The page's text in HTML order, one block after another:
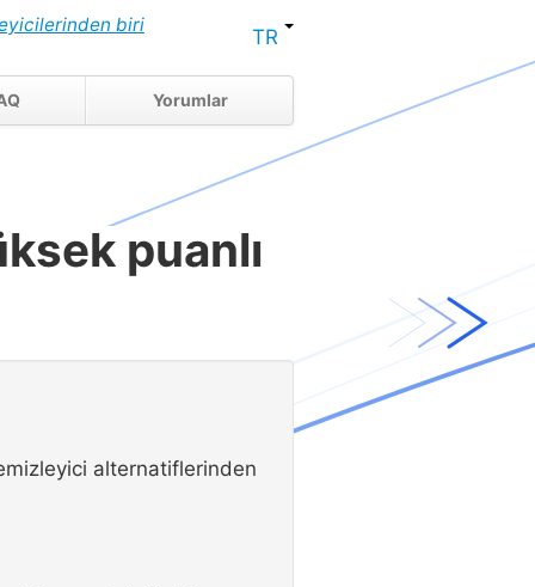
biri
TR
Yorumlar
puanlı
alternatiflerinden